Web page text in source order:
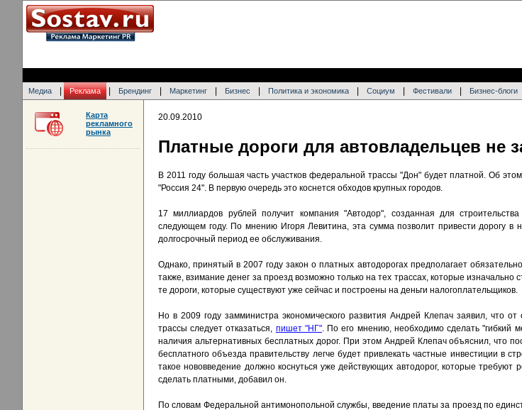
Медиа Реклама Брендинг Маркетинг Бизнес Политика и экономика Социум Фестивали Бизнес-блоги
20.09.2010
Платные дороги для автовладельцев не
В 2011 году большая часть участков федеральной трассы "Дон" будет платной. Об
"Россия 24". В первую очередь это коснется обходов крупных городов.
17 миллиардов рублей получит компания "Автодор", созданная для
следующем году. По мнению Игоря Левитина, эта сумма позволит привести дорогу в
долгосрочный период ее обслуживания.
Однако, принятый в 2007 году закон о платных автодорогах предполагает
также, взимание денег за проезд возможно только на тех трассах, которые
те дороги, которые существуют уже сейчас и построены на деньги налогоплательщиков.
Но в 2009 году замминистра экономического развития Андрей Клепач заявил, что от
трассы следует отказаться, пишет "НГ". По его мнению, необходимо сделать "гибкий
наличия альтернативных бесплатных дорог. При этом Андрей Клепач объяснил, что
бесплатного объезда правительству легче будет привлекать частные инвестиции в
такое нововведение должно коснуться уже действующих автодорог, которые требуют
сделать платными, добавил он.
По словам Федеральной антимонопольной службы, введение платы за проезд по
Карта
рекламного
рынка